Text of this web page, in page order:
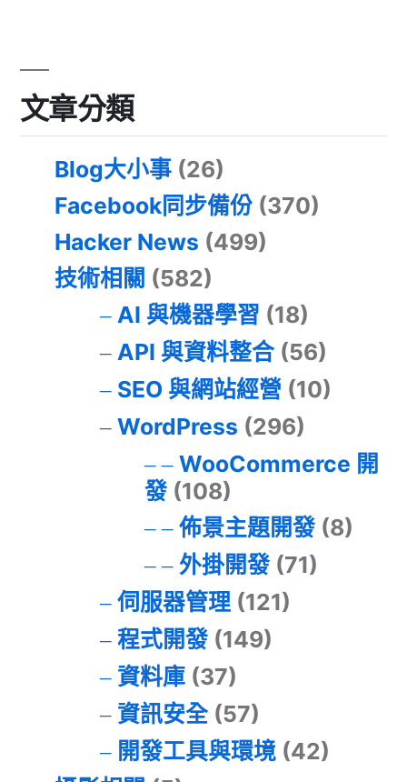
文章分類
Blog大小事 (26)
Facebook同步備份 (370)
Hacker News (499)
技術相關 (582)
AI 與機器學習 (18)
API 與資料整合(56)
SEO 與網站經營 (10)
WordPress (296)
WooCommerce 開
發(108)
佈景主題開發(8)
外掛開發(71)
伺服器管理(121)
程式開發(149)
資料庫(37)
資訊安全(57)
開發工具與環境(42)